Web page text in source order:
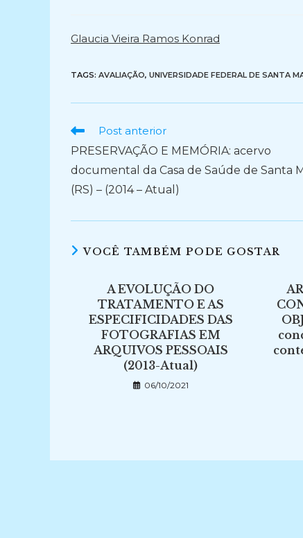
Glaucia Vieira Ramos Konrad
TAGS: AVALIAÇÃO, UNIVERSIDADE FEDERAL DE SANTA
Ler
artigos
Post anterior
PRESERVAÇÃO E MEMÓRIA: acervo
documental da Casa de Saúde de Santa
(RS) – (2014 – Atual)
VOCÊ TAMBÉM PODE GOSTAR
A EVOLUÇÃO DO
TRATAMENTO E AS
ESPECIFICIDADES DAS
FOTOGRAFIAS EM
ARQUIVOS PESSOAIS
(2013-Atual)
06/10/2021